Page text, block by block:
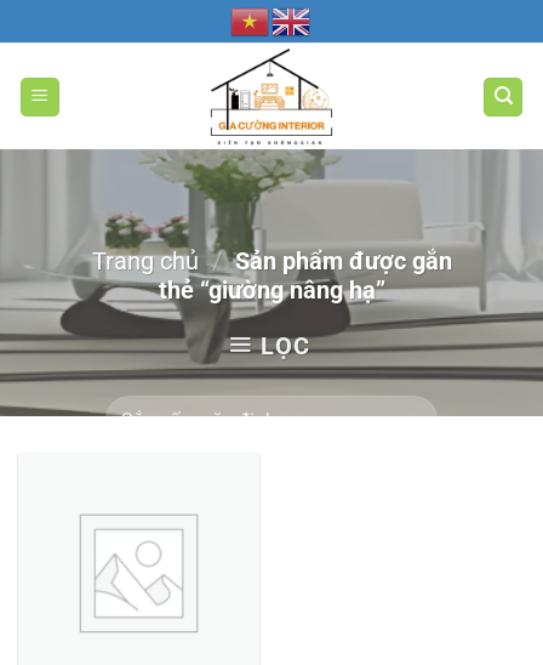
qua
nội
dung
Trang chủ / Sản phẩm được gắn
thẻ “giường nâng hạ”
LỌC